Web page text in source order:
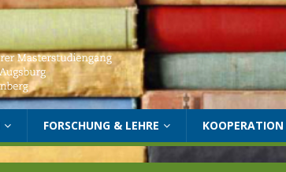
FORSCHUNG & LEHRE KOOPERATION